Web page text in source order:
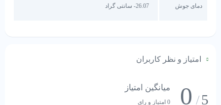
دمای جوش 26.07- سانتی گراد
امتیاز و نظر کاربران
5
/
0 میانگین امتیاز
0 امتیاز و رای